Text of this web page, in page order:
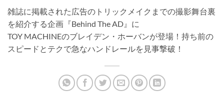
雑誌に掲載された広告のトリックメイクまでの撮影舞台裏
を紹介する企画『Behind The AD』に
TOY MACHINEのブレイデン・ホーバンが登場！持ち前の
スピードとテクで急なハンドレールを見事撃破！